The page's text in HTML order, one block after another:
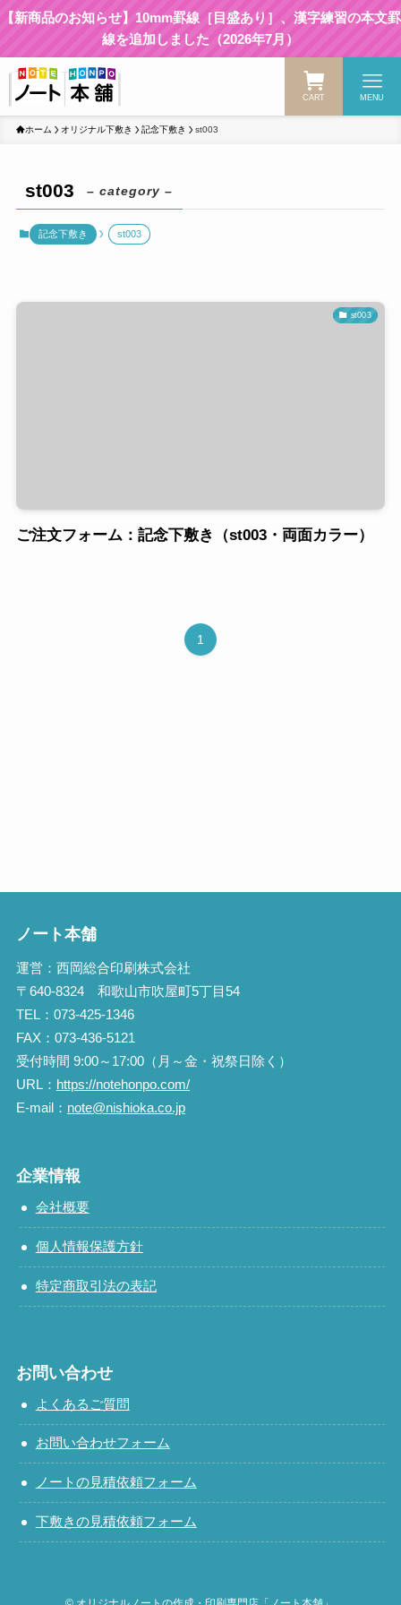
【新商品のお知らせ】10mm罫線［目盛あり］、漢字練習の本文罫
線を追加しました（2026年7月）
CART MENU
ホーム オリジナル下敷き 記念下敷き st003
st003 – category –
記念下敷き st003
st003
ご注文フォーム：記念下敷き（st003・両面カラー）
1
ノート本舗
運営：西岡総合印刷株式会社
〒640-8324 和歌山市吹屋町5丁目54
TEL：073-425-1346
FAX：073-436-5121
受付時間 9:00～17:00（月～金・祝祭日除く）
URL： https://notehonpo.com/
E-mail： note@nishioka.co.jp
企業情報
会社概要
個人情報保護方針
特定商取引法の表記
お問い合わせ
よくあるご質問
お問い合わせフォーム
ノートの見積依頼フォーム
下敷きの見積依頼フォーム